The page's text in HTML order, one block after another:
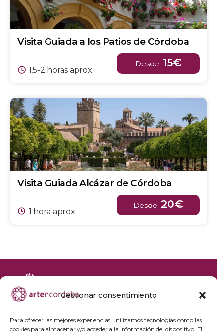
Gestionar consentimiento
Para ofrecer las mejores experiencias, utilizamos tecnologías como las
cookies para almacenar y/o acceder a la información del dispositivo. El
Visita Guiada a los Patios de Córdoba
1,5-2 horas aprox.
Desde: 15€
Visita Guiada Alcázar de Córdoba
1 hora aprox.
Desde: 20€